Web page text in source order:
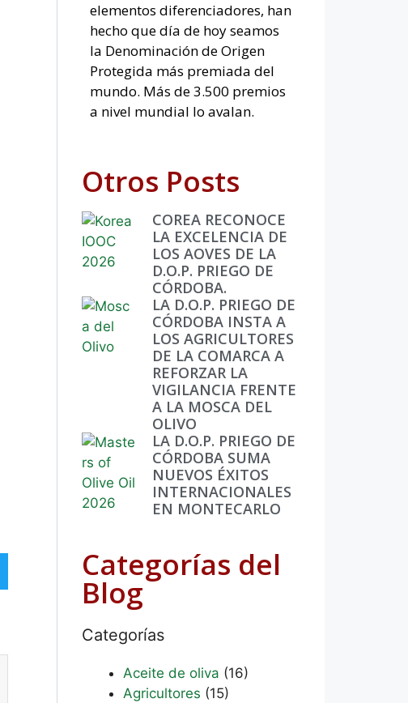
elementos diferenciadores, han
hecho que día de hoy seamos
la Denominación de Origen
Protegida más premiada del
mundo. Más de 3.500 premios
a nivel mundial lo avalan.
Otros Posts
COREA RECONOCE
LA EXCELENCIA DE
LOS AOVES DE LA
D.O.P. PRIEGO DE
CÓRDOBA.
LA D.O.P. PRIEGO DE
CÓRDOBA INSTA A
LOS AGRICULTORES
DE LA COMARCA A
REFORZAR LA
VIGILANCIA FRENTE
A LA MOSCA DEL
OLIVO
LA D.O.P. PRIEGO DE
CÓRDOBA SUMA
NUEVOS ÉXITOS
INTERNACIONALES
EN MONTECARLO
Categorías del
Blog
Categorías
Aceite de oliva (16)
Agricultores (15)